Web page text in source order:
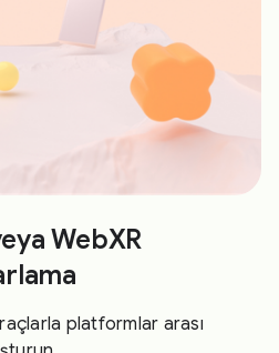
WebXR
platformlar arası